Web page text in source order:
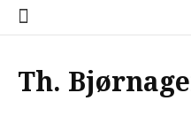
Spring
Th.